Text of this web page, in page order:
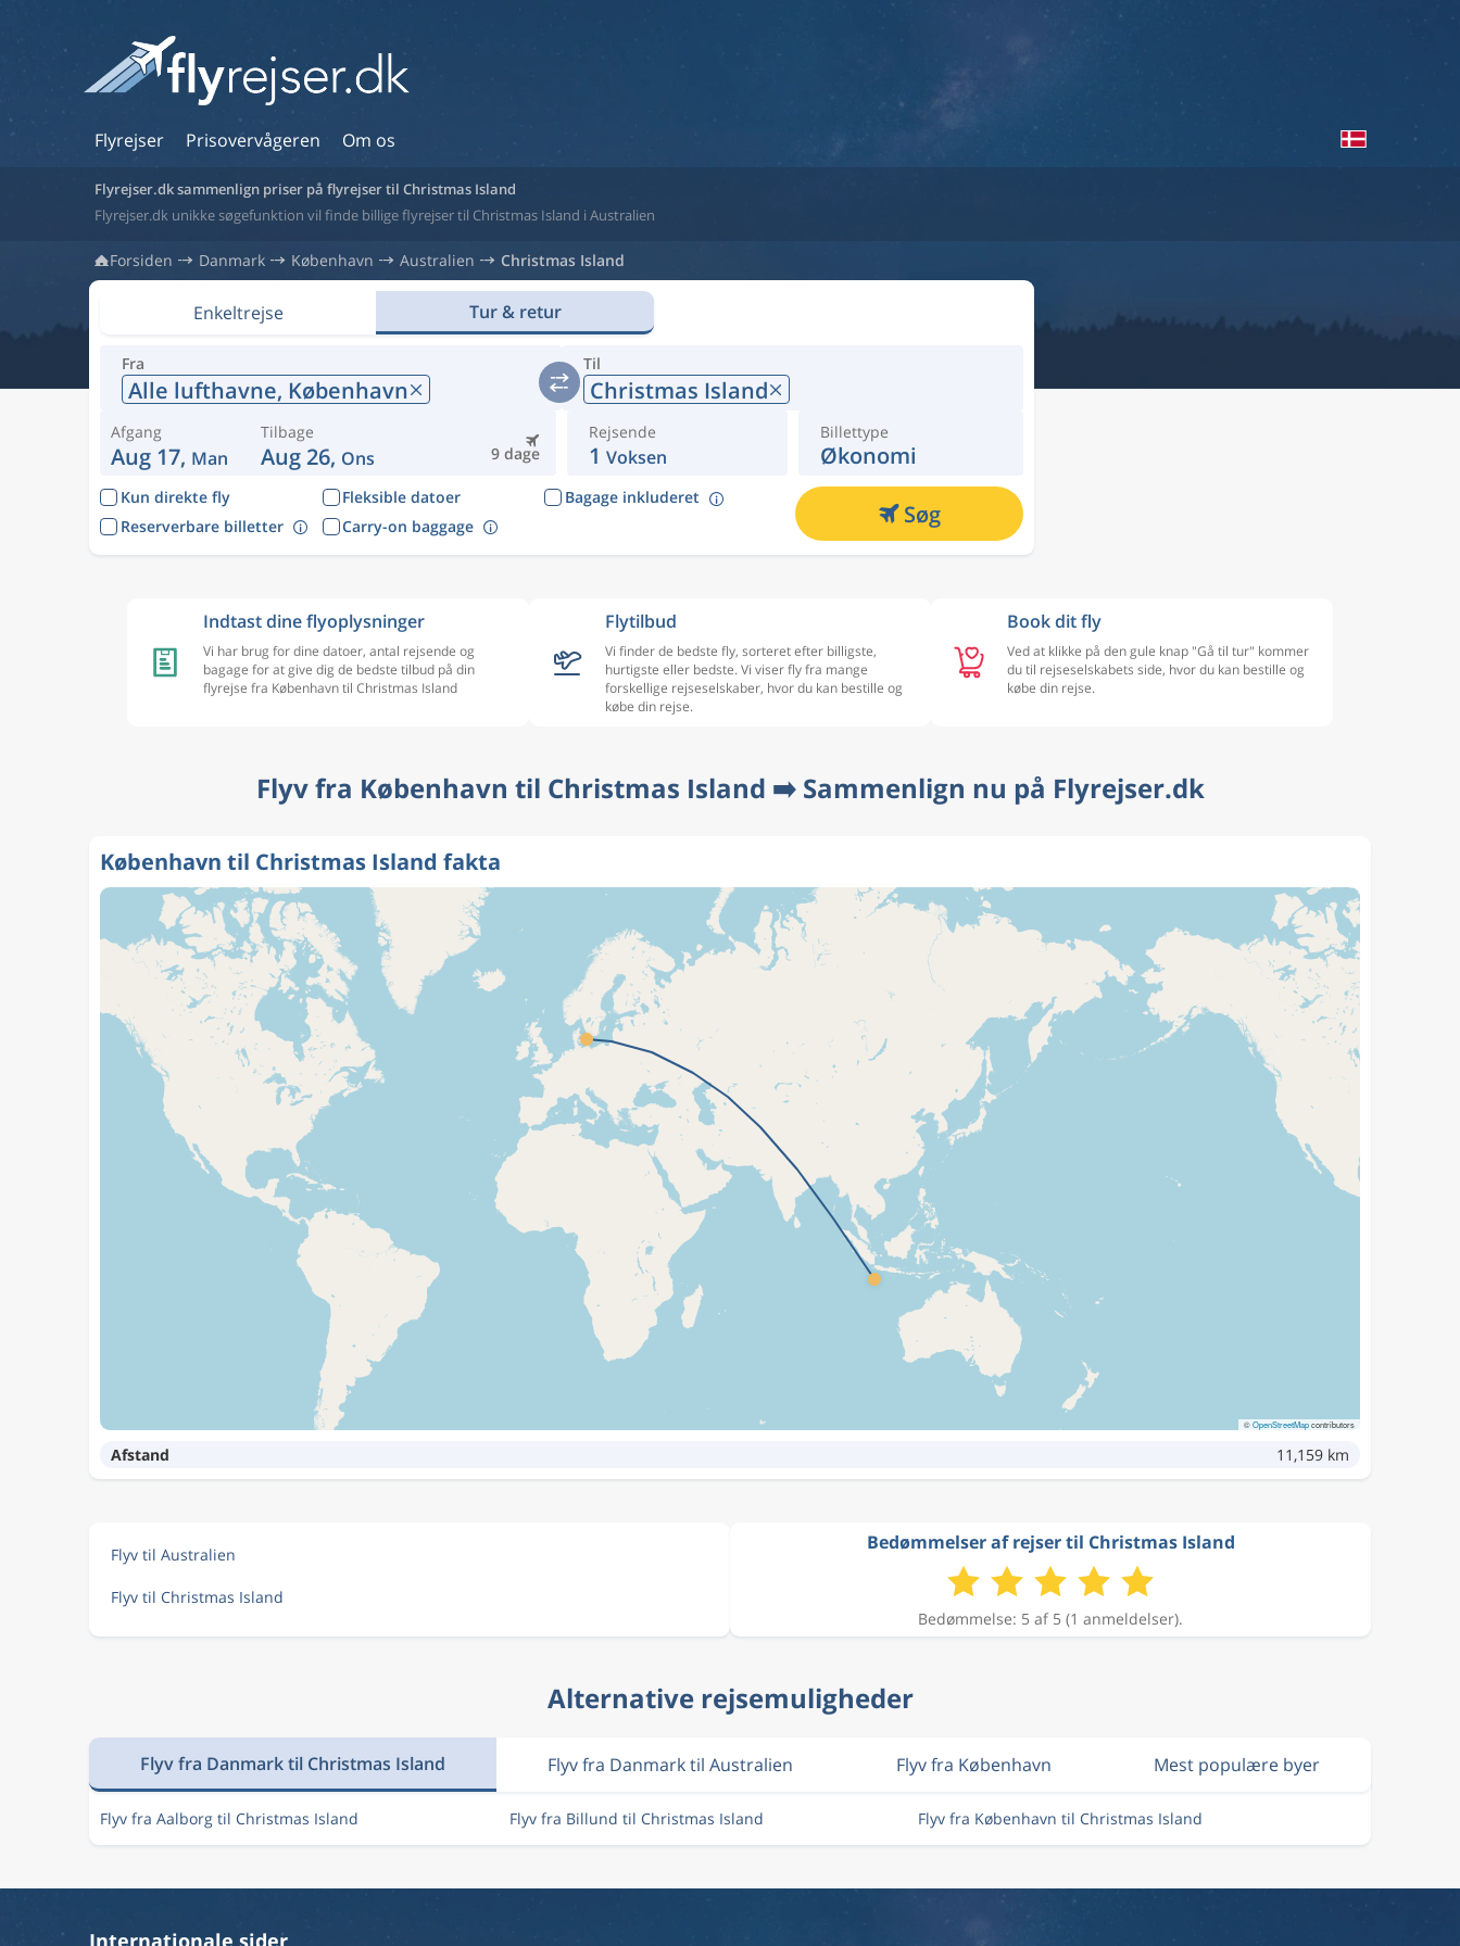
Flyrejser Prisovervågeren Om os
Flyrejser.dk sammenlign priser på flyrejser til Christmas Island
Flyrejser.dk unikke søgefunktion vil finde billige flyrejser til Christmas Island i Australien
Forsiden Danmark København Australien Christmas Island
Enkeltrejse Tur & retur
Fra
Alle lufthavne, København
Til
Christmas Island
Afgang
Aug 17, Man 9 dage
Tilbage
Aug 26, Ons
Rejsende
1 Voksen
Billettype
Økonomi
Kun direkte fly Fleksible datoer
Bagage inkluderet
Reserverbare billetter
Carry-on baggage Søg
Indtast dine flyoplysninger
Vi har brug for dine datoer, antal rejsende og
bagage for at give dig de bedste tilbud på din
flyrejse fra København til Christmas Island
Flytilbud
Vi finder de bedste fly, sorteret efter billigste,
hurtigste eller bedste. Vi viser fly fra mange
forskellige rejseselskaber, hvor du kan bestille og
købe din rejse.
Book dit fly
Ved at klikke på den gule knap "Gå til tur" kommer
du til rejseselskabets side, hvor du kan bestille og
købe din rejse.
Flyv fra København til Christmas Island ➡️ Sammenlign nu på Flyrejser.dk
København til Christmas Island fakta
©OpenStreetMapcontributors
Afstand 11,159 km
Flyv til Australien
Flyv til Christmas Island
Bedømmelser af rejser til Christmas Island
Bedømmelse: 5 af 5 (1 anmeldelser).
Alternative rejsemuligheder
Flyv fra Danmark til Christmas Island Flyv fra Danmark til Australien Flyv fra København Mest populære byer
Flyv fra Aalborg til Christmas Island Flyv fra Billund til Christmas Island Flyv fra København til Christmas Island
Internationale sider